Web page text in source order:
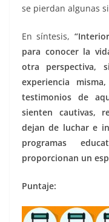
se pierdan algunas
En síntesis,
para conocer la
otra perspectiva,
experiencia
testimonios de
sienten cautivas,
dejan de luchar e
programas
proporcionan un
Puntaje: